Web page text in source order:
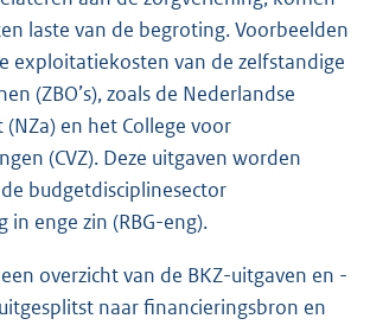
laste van de begroting. Voorbeelden
exploitatiekosten van de zelfstandige
(ZBO’s), zoals de Nederlandse
en het College voor
(CVZ). Deze uitgaven worden
budgetdisciplinesector
in enge zin (RBG-eng).
overzicht van de BKZ-uitgaven en -
naar financieringsbron en